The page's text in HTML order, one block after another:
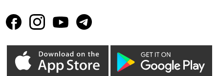
Горішні Плавні
Зазим’є Запоріжжя